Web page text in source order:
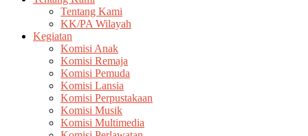
Tentang Kami
KK/PA Wilayah
Kegiatan
Komisi Anak
Komisi Remaja
Komisi Pemuda
Komisi Lansia
Komisi Perpustakaan
Komisi Musik
Komisi Multimedia